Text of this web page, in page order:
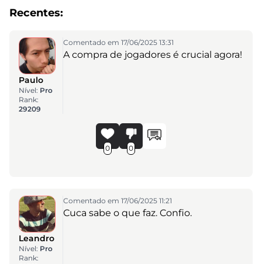
Recentes:
Paulo
Nível: Pro
Rank:
29209
Comentado em 17/06/2025 13:31
A compra de jogadores é crucial agora!
0 0
Leandro
Nível: Pro
Rank:
Comentado em 17/06/2025 11:21
Cuca sabe o que faz. Confio.